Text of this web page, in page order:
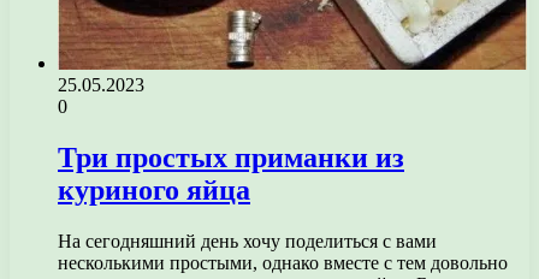
25.05.2023
0
Три простых приманки из
куриного яйца
На сегодняшний день хочу поделиться с вами
несколькими простыми, однако вместе с тем довольно